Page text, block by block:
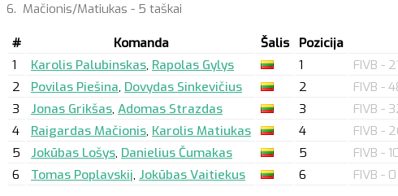
6. Mačionis/Matiukas - 5 taškai
# Komanda Šalis
Pozicija
1
Karolis Palubinskas, Rapolas Gylys 1
FIVB -
2
Povilas Piešina, Dovydas Sinkevičius 2
FIVB -
3
Jonas Grikšas, Adomas Strazdas 3
FIVB -
4
Raigardas Mačionis, Karolis Matiukas 4
FIVB -
5
Jokūbas Lošys, Danielius Čumakas 5
FIVB -
6
Tomas Poplavskij, Jokūbas Vaitiekus 6 FIVB -